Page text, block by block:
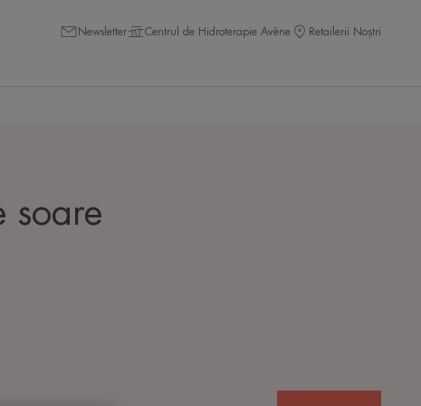
Newsletter Centrul de Hidroterapie Avène Retailerii Noștri
soare